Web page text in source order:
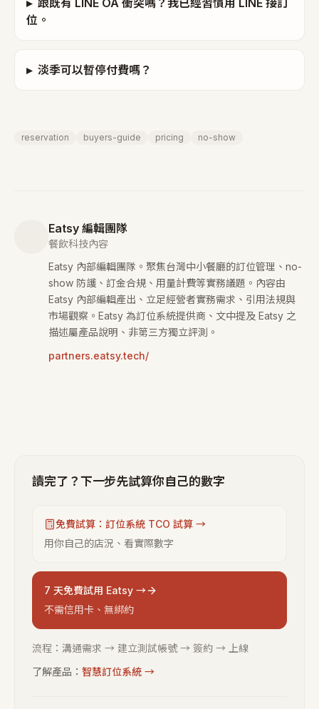
▸ 跟既有 LINE OA 衝突嗎？我已經習慣用 LINE 接訂
位。
▸ 淡季可以暫停付費嗎？
reservation buyers-guide pricing no-show
Eatsy 編輯團隊
餐飲科技內容
Eatsy 內部編輯團隊。聚焦台灣中小餐廳的訂位管理、no-
show 防護、訂金合規、用量計費等實務議題。內容由
Eatsy 內部編輯產出、立足經營者實務需求、引用法規與
市場觀察。Eatsy 為訂位系統提供商、文中提及 Eatsy 之
描述屬產品說明、非第三方獨立評測。
partners.eatsy.tech/
讀完了？下一步先試算你自己的數字
免費試算：訂位系統 TCO 試算 →
用你自己的店況、看實際數字
7 天免費試用 Eatsy →
不需信用卡、無綁約
流程：溝通需求 → 建立測試帳號 → 簽約 → 上線
了解產品： 智慧訂位系統 →